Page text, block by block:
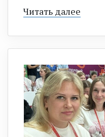
Читать далее